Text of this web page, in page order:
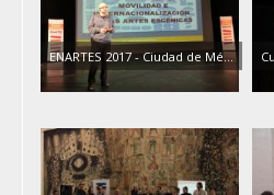
ENARTES 2017 - Ciudad de Mé…